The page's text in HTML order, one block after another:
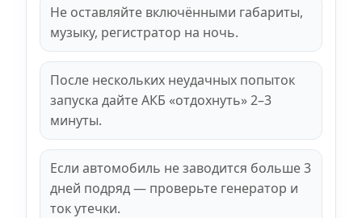
Не оставляйте включёнными габариты,
музыку, регистратор на ночь.
После нескольких неудачных попыток
запуска дайте АКБ «отдохнуть» 2–3
минуты.
Если автомобиль не заводится больше 3
дней подряд — проверьте генератор и
ток утечки.